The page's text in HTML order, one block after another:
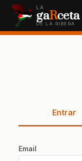
LA
gaRceta
DE LA RIBERA
Entrar
Email